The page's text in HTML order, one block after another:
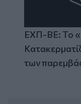
ΕΧΠ-ΒΕ: Το
των